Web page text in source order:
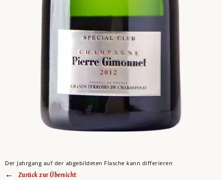
Der Jahrgang auf der abgebildeten Flasche kann differieren
Zurück zur Übersicht